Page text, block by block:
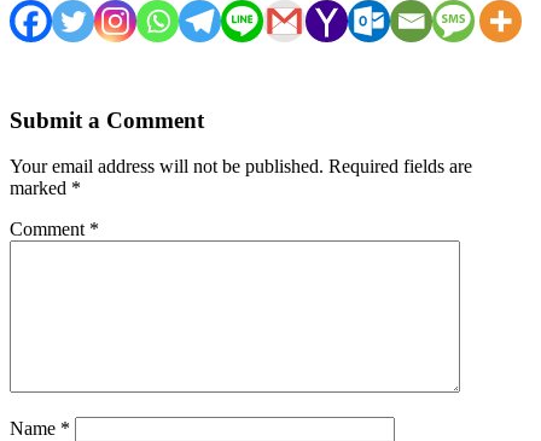
Submit a Comment
Your email address will not be published. Required fields are
marked *
Comment *
Name *